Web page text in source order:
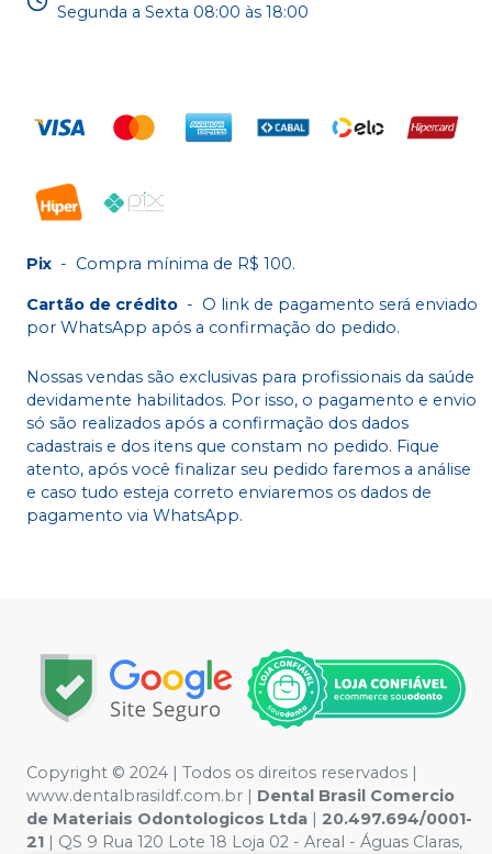
Segunda a Sexta 08:00 às 18:00
Pix - Compra mínima de R$ 100.
Cartão de crédito - O link de pagamento será enviado
por WhatsApp após a confirmação do pedido.
Nossas vendas são exclusivas para profissionais da saúde
devidamente habilitados. Por isso, o pagamento e envio
só são realizados após a confirmação dos dados
cadastrais e dos itens que constam no pedido. Fique
atento, após você finalizar seu pedido faremos a análise
e caso tudo esteja correto enviaremos os dados de
pagamento via WhatsApp.
Copyright © 2024 | Todos os direitos reservados |
www.dentalbrasildf.com.br | Dental Brasil Comercio
de Materiais Odontologicos Ltda | 20.497.694/0001-
21 | QS 9 Rua 120 Lote 18 Loja 02 - Areal - Águas Claras,